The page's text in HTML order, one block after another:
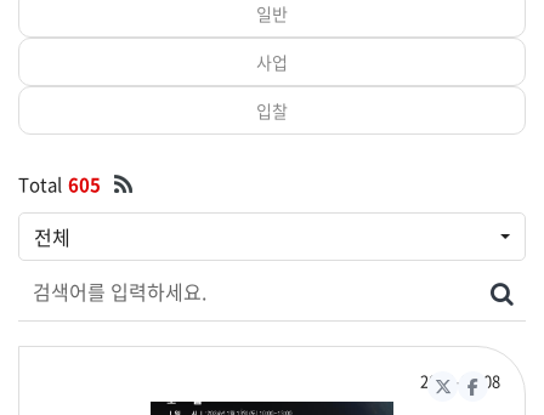
일반
사업
입찰
Total 605
전체
검색어를 입력하세요
검색
08
2024-01
X(구 트위터)
페이스북